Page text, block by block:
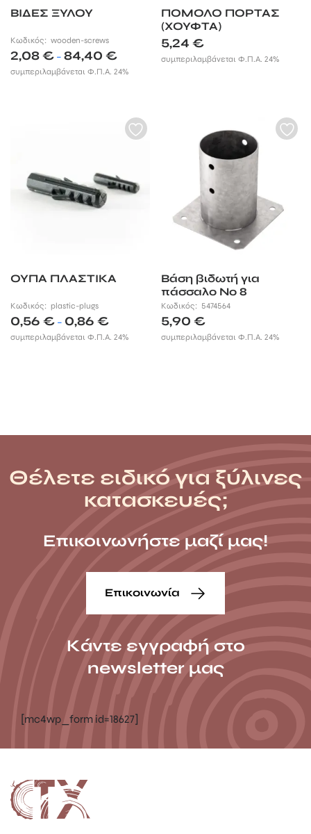
ΒΙΔΕΣ ΞΥΛΟΥ
Κωδικός: wooden-screws
2,08€ – 84,40 €
range:
συμπεριλαμβάνεται Φ.Π.Α. 24%
ΠΟΜΟΛΟ ΠΟΡΤΑΣ
(ΧΟΥΦΤΑ)
5,24€
συμπεριλαμβάνεται Φ.Π.Α. 24%
ΟΥΠΑ ΠΛΑΣΤΙΚΑ
Κωδικός: plastic-plugs
0,56 € – 0,86 €
range:
συμπεριλαμβάνεται Φ.Π.Α. 24%
Βάση βιδωτή για
πάσσαλο Νο 8
Κωδικός: 5474564
5,90€
συμπεριλαμβάνεται Φ.Π.Α. 24%
Θέλετε ειδικό για ξύλινες
κατασκευές;
Επικοινωνήστε μαζί μας!
Επικοινωνία
Κάντε εγγραφή στο
newsletter μας
[mc4wp_form id=18627]